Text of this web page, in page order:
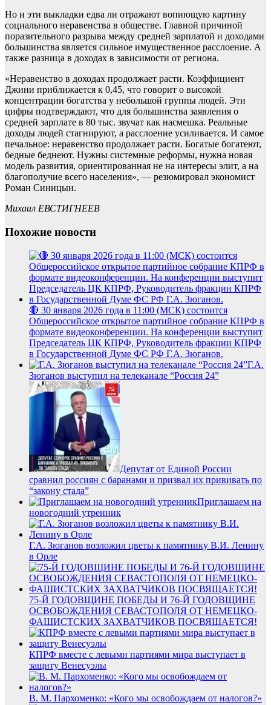
Но и эти выкладки едва ли отражают вопиющую картину
социального неравенства в обществе. Главной причиной
поразительного разрыва между средней зарплатой и доходами
большинства является сильное имущественное расслоение. А
также разница в доходах в зависимости от региона.
«Неравенство в доходах продолжает расти. Коэффициент
Джини приближается к 0,45, что говорит о высокой
концентрации богатства у небольшой группы людей. Эти
цифры подтверждают, что для большинства заявления о
средней зарплате в 80 тыс. звучат как насмешка. Реальные
доходы людей стагнируют, а расслоение усиливается. И самое
печальное: неравенство продолжает расти. Богатые богатеют,
бедные беднеют. Нужны системные реформы, нужна новая
модель развития, ориентированная не на интересы элит, а на
благополучие всего населения», — резюмировал экономист
Роман Синицын.
Михаил ЕВСТИГНЕЕВ
Похожие новости
🔴 30 января 2026 года в 11:00 (МСК) состоится
Общероссийское открытое партийное собрание КПРФ в
формате видеоконференции. На конференции выступит
Председатель ЦК КПРФ, Руководитель фракции КПРФ
в Государственной Думе ФС РФ Г.А. Зюганов.
Г.А.
Зюганов выступил на телеканале “Россия 24”
Депутат от Единой России
сравнил россиян с баранами и призвал их прививать по
“закону стада”
Приглашаем на
новогодний утренник
Г.А. Зюганов возложил цветы к памятнику В.И. Ленину
в Орле
75-Й ГОДОВЩИНЕ ПОБЕДЫ И 76-Й ГОДОВЩИНЕ
ОСВОБОЖДЕНИЯ СЕВАСТОПОЛЯ ОТ НЕМЕЦКО-
ФАШИСТСКИХ ЗАХВАТЧИКОВ ПОСВЯЩАЕТСЯ!
КПРФ вместе с левыми партиями мира выступает в
защиту Венесуэлы
В. М. Пархоменко: «Кого мы освобождаем от налогов?»